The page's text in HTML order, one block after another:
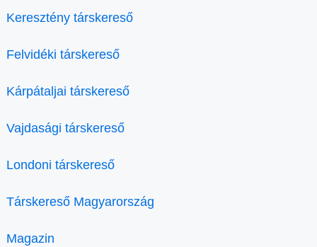
Keresztény társkereső
Felvidéki társkereső
Kárpátaljai társkereső
Vajdasági társkereső
Londoni társkereső
Társkereső Magyarország
Magazin